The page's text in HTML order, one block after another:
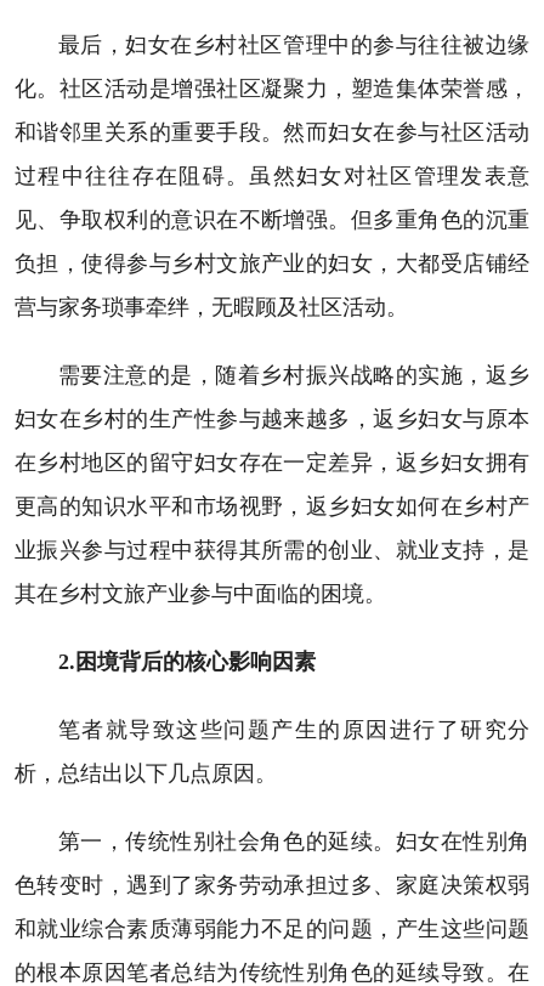
最后，妇女在乡村社区管理中的参与往往被边缘
化。社区活动是增强社区凝聚力，塑造集体荣誉感，
和谐邻里关系的重要手段。然而妇女在参与社区活动
过程中往往存在阻碍。虽然妇女对社区管理发表意
见、争取权利的意识在不断增强。但多重角色的沉重
负担，使得参与乡村文旅产业的妇女，大都受店铺经
营与家务琐事牵绊，无暇顾及社区活动。
需要注意的是，随着乡村振兴战略的实施，返乡
妇女在乡村的生产性参与越来越多，返乡妇女与原本
在乡村地区的留守妇女存在一定差异，返乡妇女拥有
更高的知识水平和市场视野，返乡妇女如何在乡村产
业振兴参与过程中获得其所需的创业、就业支持，是
其在乡村文旅产业参与中面临的困境。
2.困境背后的核心影响因素
笔者就导致这些问题产生的原因进行了研究分
析，总结出以下几点原因。
第一，传统性别社会角色的延续。妇女在性别角
色转变时，遇到了家务劳动承担过多、家庭决策权弱
和就业综合素质薄弱能力不足的问题，产生这些问题
的根本原因笔者总结为传统性别角色的延续导致。在